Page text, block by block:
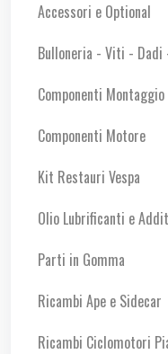
Accessori e Optional
Bulloneria - Viti - Dadi
Componenti
Componenti Motore
Kit Restauri Vespa
Olio Lubrificanti e
Parti in Gomma
Ricambi Ape e Sidecar
Ricambi Ciclomotori